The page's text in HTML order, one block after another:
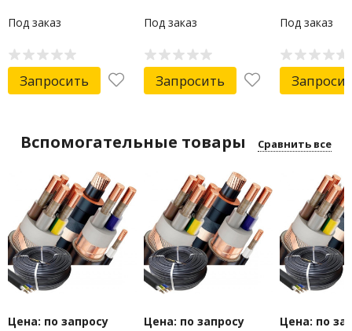
Под заказ
Запросить
Под заказ
Запросить
Под заказ
Вспомогательные товары Сравнить все
Цена: по запросу
Цена: по запросу
Цена: по